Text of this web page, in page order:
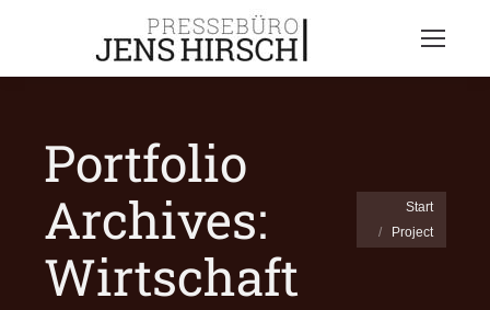
Portfolio
Archives:
Wirtschaft
Sie befinden
sich hier:
Start
Project